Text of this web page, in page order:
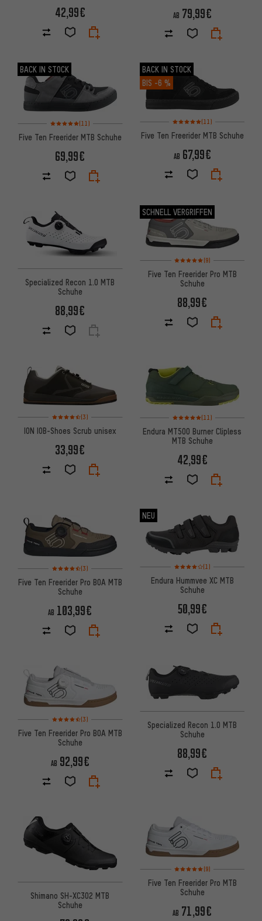
42,99€ AB 79,99€
BACK IN STOCK
Bewertungen: 5 von 5 basierend auf 11 Bewertungen
(11)
Five Ten Freerider MTB Schuhe
69,99€
BACK IN STOCK
BIS -6 %
Bewertungen: 5 von 5
(11)
Five Ten Freerider MTB Schuhe
AB 67,99€
Specialized Recon 1.0 MTB
Schuhe
88,99€
SCHNELL VERGRIFFEN
Bewertungen: 5 von 5
(9)
Five Ten Freerider Pro MTB
Schuhe
88,99€
Bewertungen: 4,5 von 5 basierend auf 3 Bewertungen
(3)
ION IOB-Shoes Scrub unisex
33,99€
Bewertungen: 5 von 5
(11)
Endura MT500 Burner Clipless
MTB Schuhe
42,99€
Bewertungen: 4,5 von 5 basierend auf 3 Bewertungen
(3)
Five Ten Freerider Pro BOA MTB
Schuhe
AB 103,99€
NEU
Bewertungen: 4 von 5
(1)
Endura Hummvee XC MTB
Schuhe
50,99€
Bewertungen: 4,5 von 5 basierend auf 3 Bewertungen
(3)
Five Ten Freerider Pro BOA MTB
Schuhe
AB 92,99€
Specialized Recon 1.0 MTB
Schuhe
88,99€
Shimano SH-XC302 MTB
Schuhe
Bewertungen: 5 von 5
(9)
Five Ten Freerider Pro MTB
Schuhe
AB 71,99€